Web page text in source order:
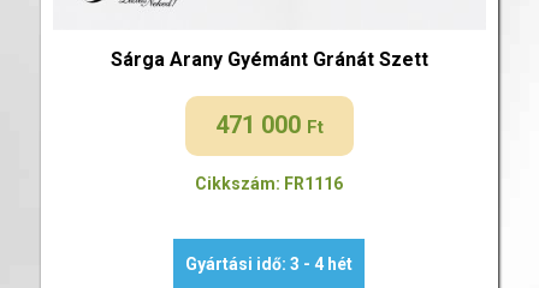
Sárga Arany Gyémánt Gránát Szett
471 000 Ft
Cikkszám: FR1116
Gyártási idő: 3 - 4 hét